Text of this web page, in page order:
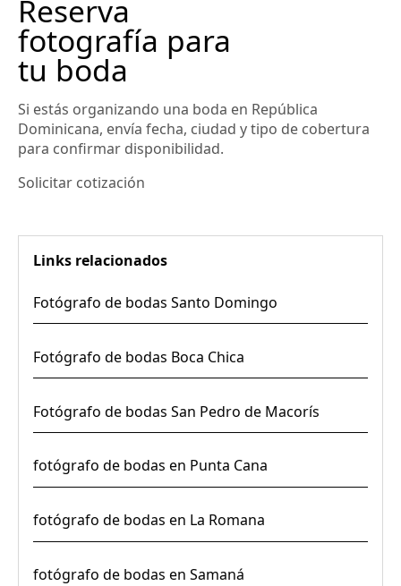
Reserva
fotografía para
tu boda
Si estás organizando una boda en República
Dominicana, envía fecha, ciudad y tipo de cobertura
para confirmar disponibilidad.
Solicitar cotización
Links relacionados
Fotógrafo de bodas Santo Domingo
Fotógrafo de bodas Boca Chica
Fotógrafo de bodas San Pedro de Macorís
fotógrafo de bodas en Punta Cana
fotógrafo de bodas en La Romana
fotógrafo de bodas en Samaná